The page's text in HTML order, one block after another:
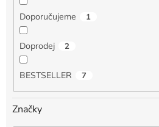
Doporučujeme 1
Doprodej 2
BESTSELLER 7
Značky